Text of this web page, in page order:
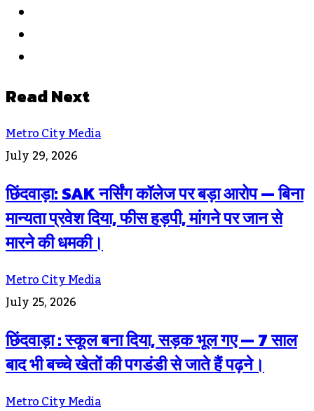
Read Next
Metro City Media
July 29, 2026
छिंदवाड़ा: SAK नर्सिंग कॉलेज पर बड़ा आरोप — बिना
मान्यता प्रवेश दिया, फीस हड़पी, मांगने पर जान से
मारने की धमकी।
Metro City Media
July 25, 2026
छिंदवाड़ा : स्कूल बना दिया, सड़क भूल गए — 7 साल
बाद भी बच्चे खेतों की पगडंडी से जाते हैं पढ़ने।
Metro City Media